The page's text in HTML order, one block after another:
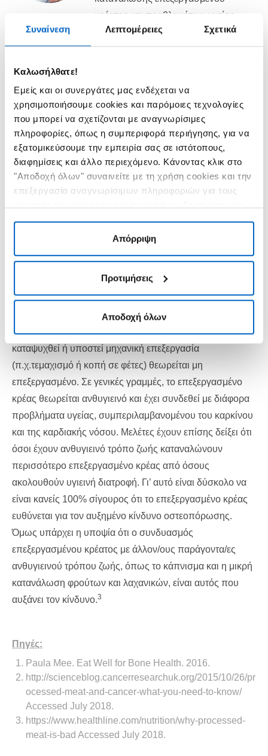
Συναίνεση Λεπτομέρειες Σχετικά
Καλωσήλθατε!
Εμείς και οι συνεργάτες μας ενδέχεται να
χρησιμοποιήσουμε cookies και παρόμοιες τεχνολογίες
που μπορεί να σχετίζονται με αναγνωρίσιμες
πληροφορίες, όπως η συμπεριφορά περιήγησης, για να
εξατομικεύσουμε την εμπειρία σας σε ιστότοπους,
διαφημίσεις και άλλο περιεχόμενο. Κάνοντας κλικ στο
"Αποδοχή όλων" συναινείτε με τη χρήση cookies και την
επεξεργασία αναγνωρίσιμων πληροφοριών για τους
που κάνετε κλικ στο «Απόρριψη», θα χρησιμοποιήσουμε
μόνο cookies που είναι απαραίτητα για τη λειτουργία
και να εξατομικεύσουμε τον ιστότοπό μας. Ανά πάσα
στιγμή, μπορείτε να προβάλετε, να αλλάξετε ή να
«Δήλωση Cookie» στο υποσέλιδο κάθε σελίδας.
Αποδοχή όλων
Προτιμήσεις
Απόρριψη
κρέατος και προβλημάτων υγείας,
συμπεριλαμβανομένης της υψηλής
αρτηριακής υπέρτασης, της
πνευμονοπάθειας (ΧΑΠ) και του
καρκίνου του εντέρου και του
στομάχου.2,3
Αναλυτικότερα
Πρώτα απ' όλα, τι είναι επεξεργασμένο κρέας; Πρόκειται
για κρέας το οποίο συντηρείται με τη μέθοδο της
ωρίμανσης, του παστώματος, της κάπνισης, της
ξήρανσης ή της κονσερβοποίησης. Επεξεργασμένο κρέας
περιέχουν και τα έτοιμα γεύματα. Κρέας το οποίο έχει
καταψυχθεί ή υποστεί μηχανική επεξεργασία
(π.χ.τεμαχισμό ή κοπή σε φέτες) θεωρείται μη
επεξεργασμένο. Σε γενικές γραμμές, το επεξεργασμένο
κρέας θεωρείται ανθυγιεινό και έχει συνδεθεί με διάφορα
προβλήματα υγείας, συμπεριλαμβανομένου του καρκίνου
και της καρδιακής νόσου. Μελέτες έχουν επίσης δείξει ότι
όσοι έχουν ανθυγιεινό τρόπο ζωής καταναλώνουν
περισσότερο επεξεργασμένο κρέας από όσους
ακολουθούν υγιεινή διατροφή. Γι’ αυτό είναι δύσκολο να
είναι κανείς 100% σίγουρος ότι το επεξεργασμένο κρέας
ευθύνεται για τον αυξημένο κίνδυνο οστεοπόρωσης.
Όμως υπάρχει η υποψία ότι ο συνδυασμός
επεξεργασμένου κρέατος με άλλον/ους παράγοντα/ες
ανθυγιεινού τρόπου ζωής, όπως το κάπνισμα και η μικρή
κατανάλωση φρούτων και λαχανικών, είναι αυτός που
αυξάνει τον κίνδυνο.3
Πηγές:
Paula Mee. Eat Well for Bone Health. 2016.
http://scienceblog.cancerresearchuk.org/2015/10/26/pr
ocessed-meat-and-cancer-what-you-need-to-know/
Accessed July 2018.
https://www.healthline.com/nutrition/why-processed-
meat-is-bad Accessed July 2018.